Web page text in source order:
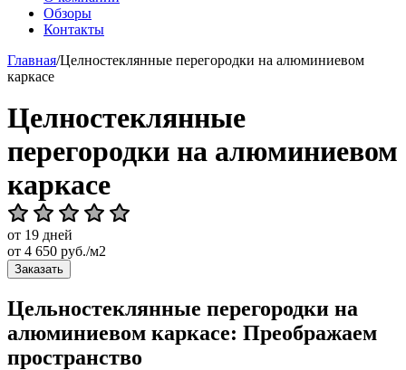
Обзоры
Контакты
Главная/Целностеклянные перегородки на алюминиевом
каркасе
Целностеклянные
перегородки на алюминиевом
каркасе
от 19 дней
от 4 650 руб./м2
Заказать
Цельностеклянные перегородки на
алюминиевом каркасе: Преображаем
пространство